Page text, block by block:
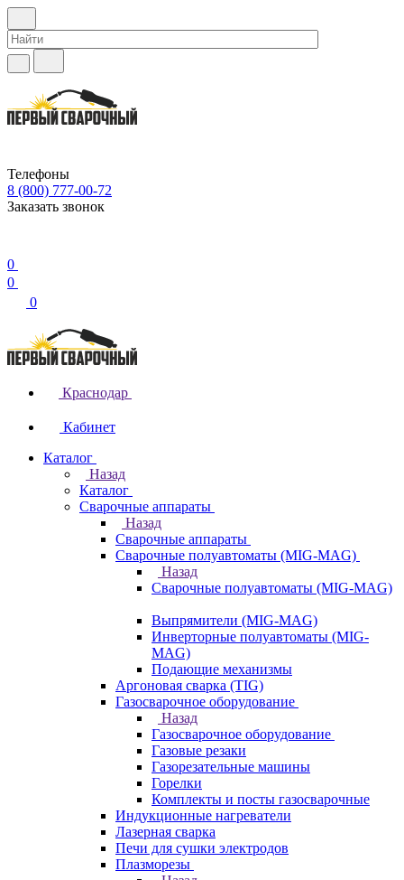
Телефоны
8 (800) 777-00-72
Заказать звонок
0
0
0
Краснодар
Кабинет
Каталог
Назад
Каталог
Сварочные аппараты
Назад
Сварочные аппараты
Сварочные полуавтоматы (MIG-MAG)
Назад
Сварочные полуавтоматы (MIG-MAG)
Выпрямители (MIG-MAG)
Инверторные полуавтоматы (MIG-
MAG)
Подающие механизмы
Аргоновая сварка (TIG)
Газосварочное оборудование
Назад
Газосварочное оборудование
Газовые резаки
Газорезательные машины
Горелки
Комплекты и посты газосварочные
Индукционные нагреватели
Лазерная сварка
Печи для сушки электродов
Плазморезы